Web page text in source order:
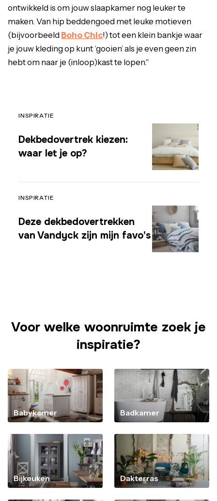
ontwikkeld is om jouw slaapkamer nog leuker te
maken. Van hip beddengoed met leuke motieven
(bijvoorbeeld Boho Chic!) tot een klein bankje waar
je jouw kleding op kunt ‘gooien’ als je even geen zin
hebt om naar je (inloop)kast te lopen."
INSPIRATIE
Dekbedovertrek kiezen:
waar let je op?
INSPIRATIE
Deze dekbedovertrekken
van Vandyck zijn mijn favo's
Voor welke woonruimte zoek je
inspiratie?
Babykamer Badkamer
Bijkeuken Dakterras